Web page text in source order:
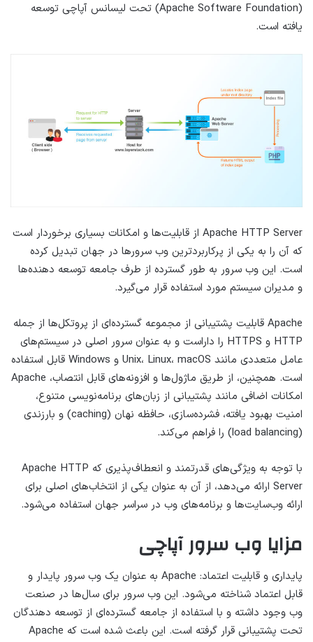
(Apache Software Foundation) تحت لیسانس آپاچی توسعه
یافته است.
Apache HTTP Server از قابلیت‌ها و امکانات بسیاری برخوردار است
که آن را به یکی از پرکاربردترین وب سرورها در جهان تبدیل کرده
است. این وب سرور به طور گسترده از طرف جامعه توسعه دهنده‌ها
و مدیران سیستم مورد استفاده قرار می‌گیرد.
Apache قابلیت پشتیبانی از مجموعه گسترده‌ای از پروتکل‌ها از جمله
HTTP و HTTPS را داراست و به عنوان سرور اصلی در سیستم‌های
عامل متعددی مانند Unix، Linux، macOS و Windows قابل استفاده
است. همچنین، از طریق ماژول‌ها و افزونه‌های قابل انتصاب، Apache
امکانات اضافی مانند پشتیبانی از زبان‌های برنامه‌نویسی متنوع،
امنیت بهبود یافته، فشرده‌سازی، حافظه نهان (caching) و بارزندی
(load balancing) را فراهم می‌کند.
با توجه به ویژگی‌های قدرتمند و انعطاف‌پذیری که Apache HTTP
Server ارائه می‌دهد، از آن به عنوان یکی از انتخاب‌های اصلی برای
ارائه وب‌سایت‌ها و برنامه‌های وب در سراسر جهان استفاده می‌شود.
مزایا وب سرور آپاچی
پایداری و قابلیت اعتماد: Apache به عنوان یک وب سرور پایدار و
قابل اعتماد شناخته می‌شود. این وب سرور برای سال‌ها در صنعت
وب وجود داشته و با استفاده از جامعه گسترده‌ای از توسعه دهندگان
تحت پشتیبانی قرار گرفته است. این باعث شده است که Apache